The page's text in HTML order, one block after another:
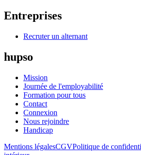
Entreprises
Recruter un alternant
hupso
Mission
Journée de l'employabilité
Formation pour tous
Contact
Connexion
Nous rejoindre
Handicap
Mentions légalesCGVPolitique de